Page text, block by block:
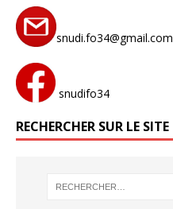
snudi.fo34@gmail.com
snudifo34
RECHERCHER SUR LE SITE